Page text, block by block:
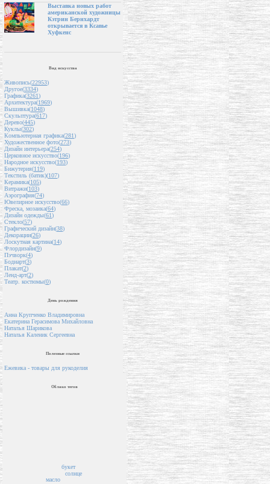
Выставка новых работ
американской художницы
Кэтрин Бернхардт
открывается в Ксавье
Хуфкенс
Вид искусства
Живопись(22953)
Другое(3334)
Графика(3261)
Архитектура(1969)
Вышивка(1048)
Скульптура(617)
Дерево(445)
Куклы(302)
Компьютерная графика(281)
Художественное фото(273)
Дизайн интерьера(254)
Церковное искусство(196)
Народное искусство(193)
Бижутерия(119)
Текстиль (батик)(107)
Керамика(105)
Витражи(103)
Аэрография(74)
Ювелирное искусство(66)
Фреска, мозаика(64)
Дизайн одежды(61)
Стекло(57)
Графический дизайн(38)
Декорации(26)
Лоскутная картина(14)
Флордизайн(9)
Пэчворк(4)
Бодиарт(3)
Плакат(2)
Ленд-арт(2)
Театр. костюмы(0)
День рождения
Анна Крупченко Владимировна
Екатерина Герасимова Михайловна
Наталья Шарикова
Наталья Каленик Сергеевна
Полезные ссылки
Ежевика - товары для рукоделия
Облако тегов
солнце
букет
масло